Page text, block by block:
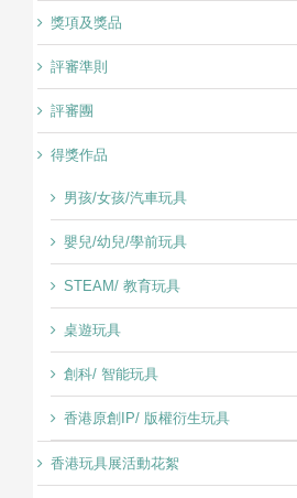
獎項及獎品
評審準則
評審團
得獎作品
男孩/女孩/汽車玩具
嬰兒/幼兒/學前玩具
STEAM/ 教育玩具
桌遊玩具
創科/ 智能玩具
香港原創IP/ 版權衍生玩具
香港玩具展活動花絮